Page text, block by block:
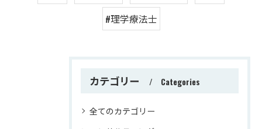
#理学療法士
カテゴリー Categories
全てのカテゴリー